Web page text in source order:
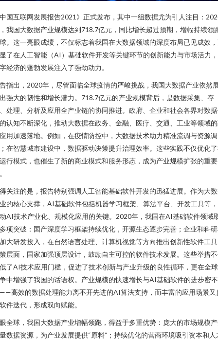
国互联网发展报告2021》正式发布，其中一组数据尤为引人注目：
我国大数据产业规模达到718.7亿元，同比增长超过预期，增幅持续领
。这一亮眼成绩，不仅标志着我国在大数据领域的深度布局已见成效
了在人工智能（AI）基础软件开发等关键环节的创新能力与市场活力
经济的蓬勃发展注入了强劲动力。
指出，2020年，尽管面临全球疫情的严峻挑战，我国大数据产业依然
强大的韧性和增长潜力。718.7亿元的产业规模背后，是数据采集、存
处理、分析及应用全产业链的协同推进。政府、企业和社会各界对数
认知不断深化，推动大数据在政务、金融、医疗、交通、工业等领域
用加速落地。例如，在疫情防控中，大数据技术助力精准流调与资源调
在智慧城市建设中，数据驱动决策提升治理效率。这些实践不仅优化
行模式，也催生了新的商业模式和服务形态，成为产业规模扩张的重
关注的是，报告特别强调人工智能基础软件开发的迅猛进展。作为大
的核心支撑，AI基础软件包括机器学习框架、算法平台、开发工具等
AI技术产业化、规模化应用的关键。2020年，我国在AI基础软件领域
项突破：国产深度学习框架持续优化，开源生态逐步完善；企业和科
大研发投入，在自然语言处理、计算机视觉等方向推出创新性软件工
层面，国家加强顶层设计，鼓励自主可控的软件技术发展。这些举措
了AI技术应用门槛，促进了技术创新与产业升级的良性循环，更在全
中增强了我国的话语权。产业规模的快速增长与AI基础软件的进步密
高效的数据处理能力离不开先进的AI算法支持，而丰富的应用场景又
件迭代，形成双向赋能。
全球，我国大数据产业增幅领跑，得益于多重优势：庞大的市场规模
数据资源，为产业发展提供“原料”；持续优化的营商环境吸引资本和人